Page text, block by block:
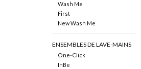
Wash Me
First
New Wash Me
ENSEMBLES DE LAVE-MAINS
One-Click
InBe